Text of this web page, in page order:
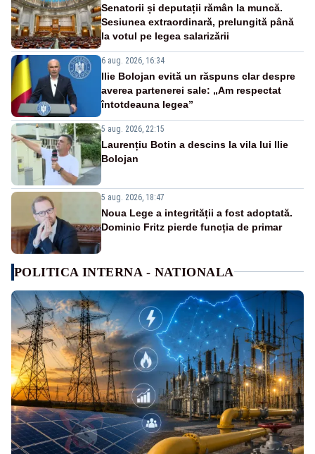
Senatorii și deputații rămân la muncă.
Sesiunea extraordinară, prelungită până
la votul pe legea salarizării
6 aug. 2026, 16:34
Ilie Bolojan evită un răspuns clar despre
averea partenerei sale: „Am respectat
întotdeauna legea”
5 aug. 2026, 22:15
Laurențiu Botin a descins la vila lui Ilie
Bolojan
5 aug. 2026, 18:47
Noua Lege a integrității a fost adoptată.
Dominic Fritz pierde funcția de primar
POLITICA INTERNA - NATIONALA